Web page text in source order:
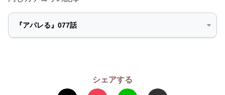
シェアする